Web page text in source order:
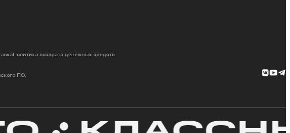
ПО.
Политика возврата денежных средств